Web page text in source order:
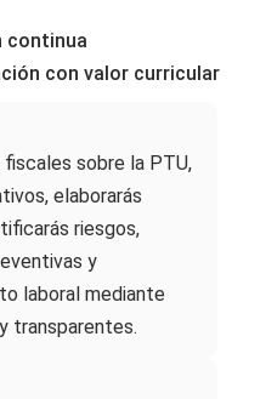
continua
con valor curricular
sobre la PTU,
elaborarás
riesgos,
y
laboral mediante
transparentes.